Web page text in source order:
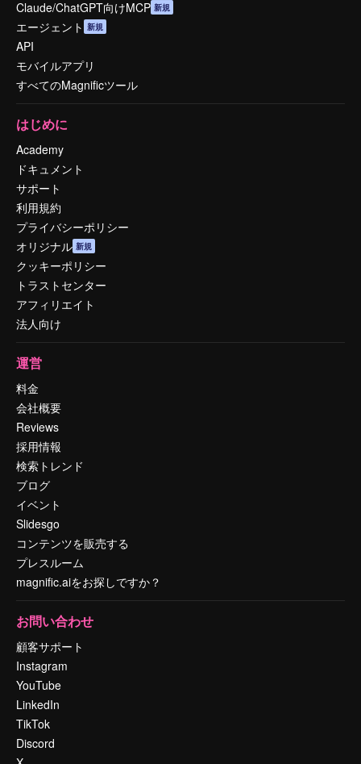
Claude/ChatGPT向けMCP 新規
エージェント 新規
API
モバイルアプリ
すべてのMagnificツール
はじめに
Academy
ドキュメント
サポート
利用規約
プライバシーポリシー
オリジナル 新規
クッキーポリシー
トラストセンター
アフィリエイト
法人向け
運営
料金
会社概要
Reviews
採用情報
検索トレンド
ブログ
イベント
Slidesgo
コンテンツを販売する
プレスルーム
magnific.aiをお探しですか？
お問い合わせ
顧客サポート
Instagram
YouTube
LinkedIn
TikTok
Discord